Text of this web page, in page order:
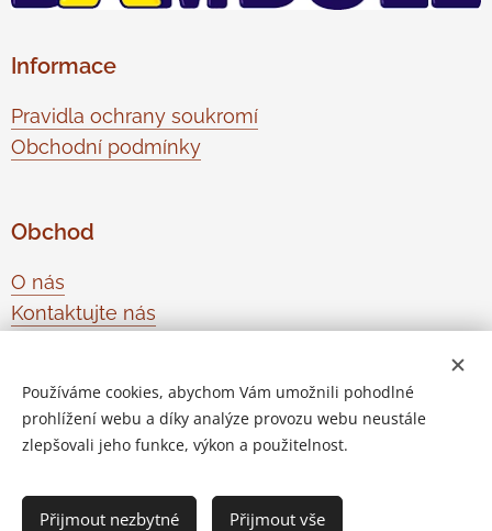
Do košíku
Informace
Pravidla ochrany soukromí
Obchodní podmínky
Obchod
O nás
Kontaktujte nás
Vytvořeno službouWebnode Cookies
Používáme cookies, abychom Vám umožnili pohodlné
prohlížení webu a díky analýze provozu webu neustále
zlepšovali jeho funkce, výkon a použitelnost.
Přijmout nezbytné Přijmout vše